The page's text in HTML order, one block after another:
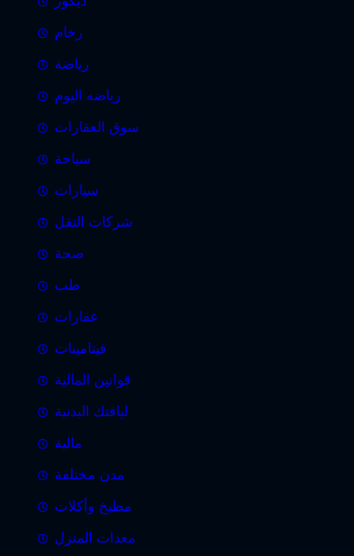
رخام
رياضة
رياضه اليوم
سوق العقارات
سياحة
سيارات
شركات النقل
صحة
طب
عقارات
فيتامينات
قوانين المالية
لياقتك البدنية
مالية
مدن مختلفة
مطبخ وأكلات
معدات المنزل